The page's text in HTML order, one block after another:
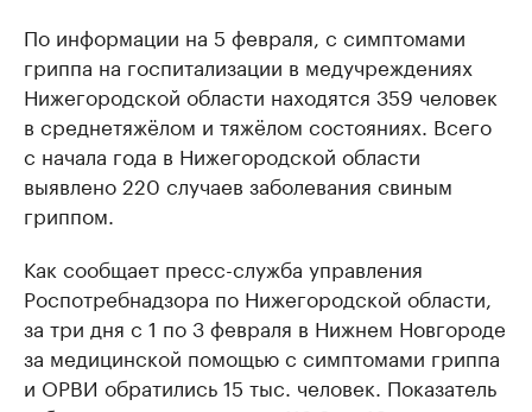
По информации на 5 февраля, с симптомами
гриппа на госпитализации в медучреждениях
Нижегородской области находятся 359 человек
в среднетяжёлом и тяжёлом состояниях. Всего
с начала года в Нижегородской области
выявлено 220 случаев заболевания свиным
гриппом.
Как сообщает пресс-служба управления
Роспотребнадзора по Нижегородской области,
за три дня с 1 по 3 февраля в Нижнем Новгороде
за медицинской помощью с симптомами гриппа
и ОРВИ обратились 15 тыс. человек. Показатель